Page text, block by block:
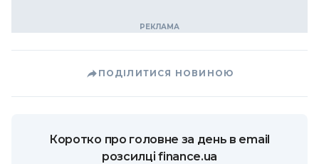
ПОДІЛИТИСЯ НОВИНОЮ
Коротко про головне за день в email
розсилці finance.ua